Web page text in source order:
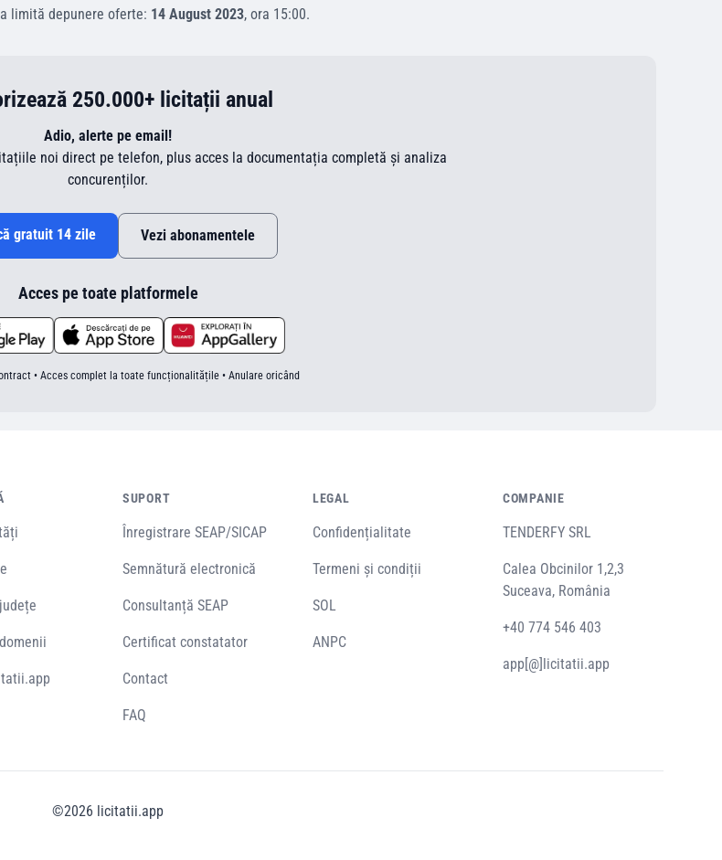
limită depunere oferte: 14 August 2023, ora 15:00.
250.000+ licitații anual
Adio, alerte pe email!
noi direct pe telefon, plus acces la documentația completă și analiza
concurenților.
gratuit 14 zile Vezi abonamentele
Acces pe toate platformele
• Acces complet la toate funcționalitățile • Anulare oricând
SUPORT
Înregistrare SEAP/SICAP
Semnătură electronică
Consultanță SEAP
Certificat constatator
Contact
FAQ
LEGAL
Confidențialitate
Termeni și condiții
SOL
ANPC
COMPANIE
TENDERFY SRL
Calea Obcinilor 1,2,3
Suceava, România
+40 774 546 403
app[@]licitatii.app
©2026 licitatii.app